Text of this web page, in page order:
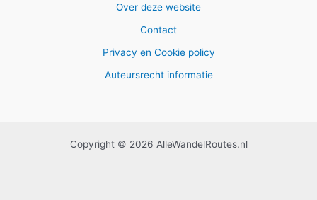
Over deze website
Contact
Privacy en Cookie policy
Auteursrecht informatie
Copyright © 2026 AlleWandelRoutes.nl